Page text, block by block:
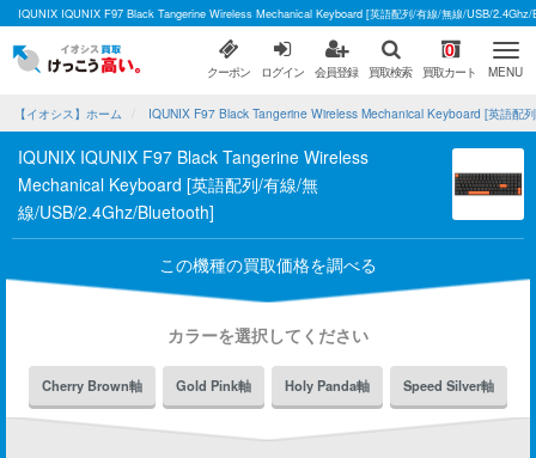
IQUNIX IQUNIX F97 Black Tangerine Wireless Mechanical Keyboard [英語配列/有線/無線/USB/
クーポン ログイン 会員登録 買取検索
0
買取カート MENU
【イオシス】ホーム IQUNIX F97 Black Tangerine Wireless Mechanical Keyboard [英語配
IQUNIX IQUNIX F97 Black Tangerine Wireless
Mechanical Keyboard [英語配列/有線/無
線/USB/2.4Ghz/Bluetooth]
この機種の買取価格を調べる
カラーを選択してください
Cherry Brown軸 Gold Pink軸 Holy Panda軸 Speed Silver軸